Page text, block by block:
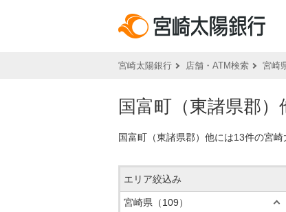
宮崎太陽銀行 店舗・ATM検索 宮崎
国富町（東諸県郡
国富町（東諸県郡）他には13件の宮
エリア絞込み
宮崎県 （109）